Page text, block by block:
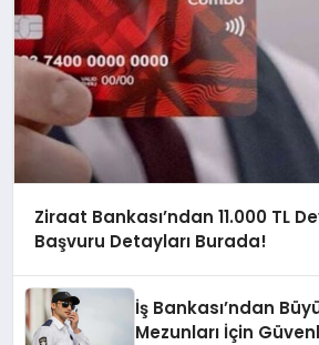
Ziraat Bankası’ndan 11.000 TL
Başvuru Detayları Burada!
İş Bankası’ndan
Mezunları İçin